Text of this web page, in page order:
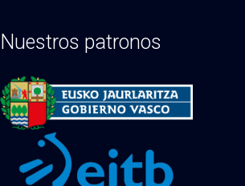
Nuestros patronos